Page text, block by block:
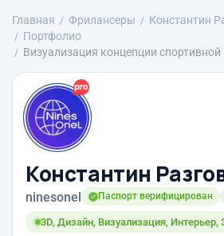
Главная Фрилансеры
Константин
Портфолио
Визуализация концепции
Константин
ninesonel Паспорт верифицирован
3D, Дизайн, Визуализация, Интерьер,